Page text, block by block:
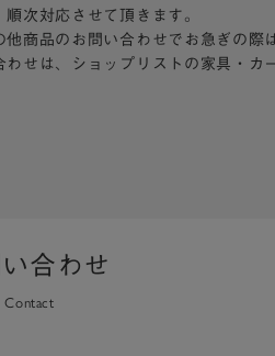
次対応させて頂きます。
商品のお問い合わせでお急ぎの際
せは、ショップリストの家具・カ
合わせ
Contact